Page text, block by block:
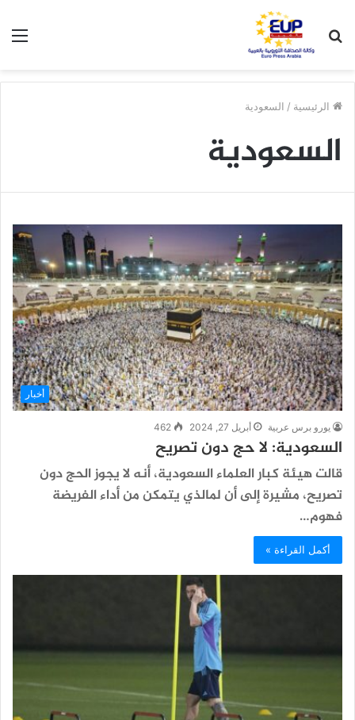
عن
الرئيسية / السعودية
السعودية
أخبار
يورو برس عربية أبريل 27, 2024 462
السعودية: لا حج دون تصريح
قالت هيئة كبار العلماء السعودية، أنه لا يجوز الحج دون
تصريح، مشيرة إلى أن لمالذي يتمكن من أداء الفريضة
فهوم…
أكمل القراءة »